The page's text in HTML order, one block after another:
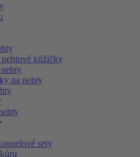
nehtové kůžičky
na nehty
sety